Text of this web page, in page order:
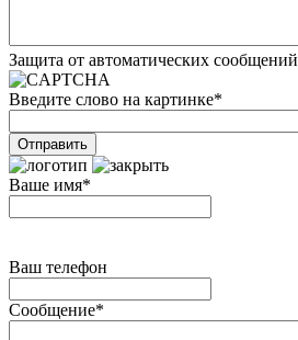
Защита от автоматических сообщений
Введите слово на картинке*
Ваше имя*
Ваш телефон
Сообщение*